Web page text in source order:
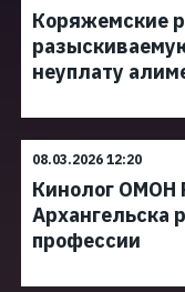
Коряжемские
неуплату
08.03.2026 12:20
Кинолог ОМОН
Архангельска
профессии